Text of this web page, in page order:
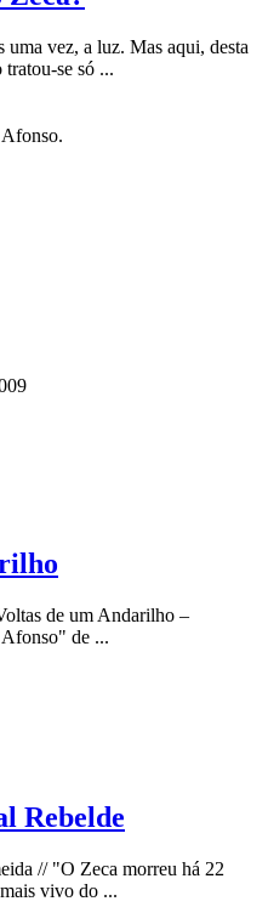
vez, a luz. Mas aqui, desta
se só ...
Afonso.
de um Andarilho –
Afonso" de ...
Rebelde
// "O Zeca morreu há 22
vivo do ...